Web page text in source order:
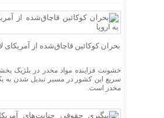
بحران کوکائین قاچاق‌شده از آمریکای
خشونت فزاینده مواد مخدر در بلژیک
سریع این کشور در مسیر تبدیل شدن به
مخدر است.